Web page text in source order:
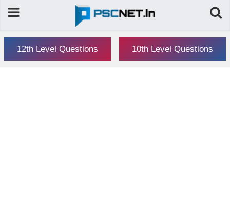
12th Level Questions 10th Level Questions